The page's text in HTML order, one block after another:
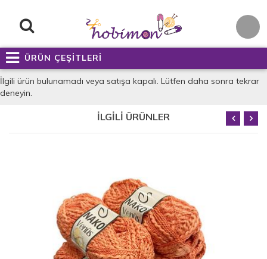
ÜRÜN ÇEŞİTLERİ
İlgili ürün bulunamadı veya satışa kapalı. Lütfen daha sonra tekrar
deneyin.
İLGİLİ ÜRÜNLER